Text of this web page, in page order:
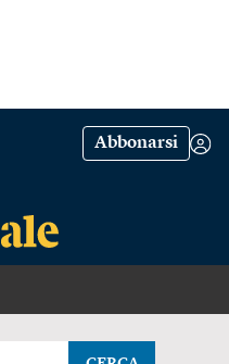
Abbonarsi